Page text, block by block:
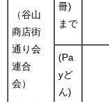
（谷山
商店街
通り会
連合
会）
冊)
まで
(Pa
yど
ん)